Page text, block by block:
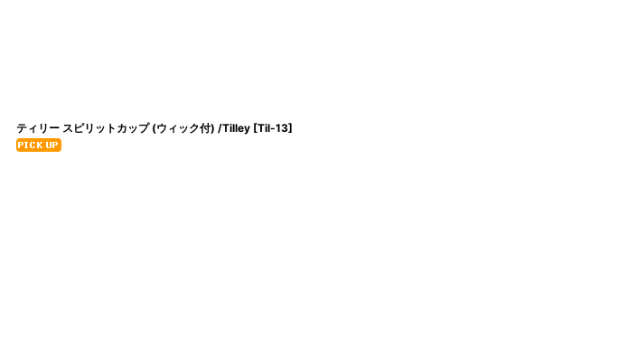
ティリー スピリットカップ (ウィック付) /Tilley [Til-13]